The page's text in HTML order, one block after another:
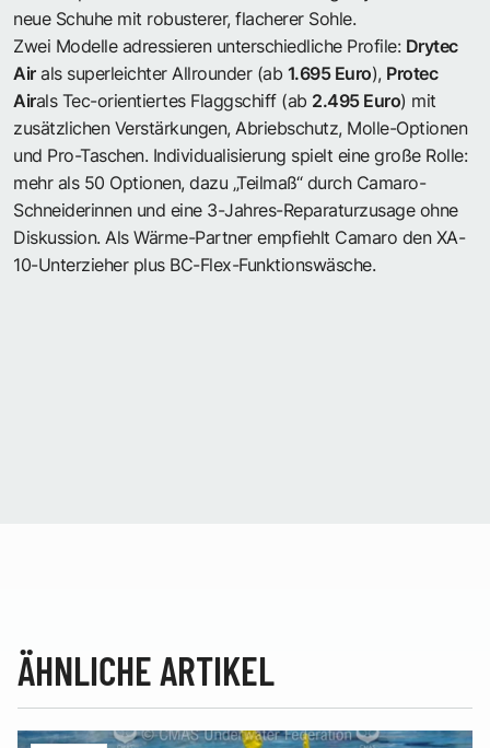
neue Schuhe mit robusterer, flacherer Sohle.
Zwei Modelle adressieren unterschiedliche Profile: Drytec
Airals superleichter Allrounder (ab 1.695 Euro), Protec
Airals Tec-orientiertes Flaggschiff (ab 2.495 Euro) mit
zusätzlichen Verstärkungen, Abriebschutz, Molle-Optionen
und Pro-Taschen. Individualisierung spielt eine große Rolle:
mehr als 50 Optionen, dazu „Teilmaß“ durch Camaro-
Schneiderinnen und eine 3-Jahres-Reparaturzusage ohne
Diskussion. Als Wärme-Partner empfiehlt Camaro den XA-
10-Unterzieher plus BC-Flex-Funktionswäsche.
ÄHNLICHE ARTIKEL